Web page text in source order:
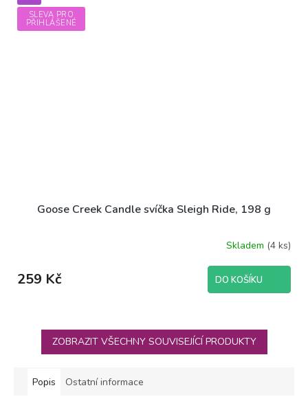
SLEVA PRO
PŘIHLÁŠENÉ
Goose Creek Candle svíčka Sleigh Ride, 198 g
Skladem (4 ks)
259 Kč DO KOŠÍKU
ZOBRAZIT VŠECHNY SOUVISEJÍCÍ PRODUKTY
Popis Ostatní informace